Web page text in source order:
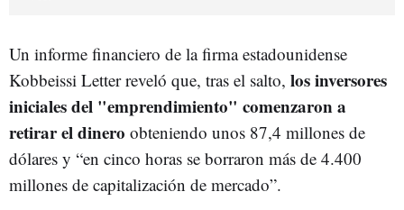
Un informe financiero de la firma estadounidense
Kobbeissi Letter reveló que, tras el salto, los inversores
iniciales del "emprendimiento" comenzaron a
retirar el dinero obteniendo unos 87,4 millones de
dólares y “en cinco horas se borraron más de 4.400
millones de capitalización de mercado”.